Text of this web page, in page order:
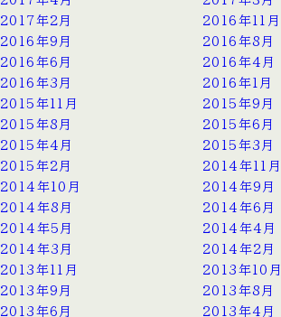
2017年2月
2016年11月
2016年9月
2016年8月
2016年6月
2016年4月
2016年3月
2016年1月
2015年11月
2015年9月
2015年8月
2015年6月
2015年4月
2015年3月
2015年2月
2014年11月
2014年10月
2014年9月
2014年8月
2014年6月
2014年5月
2014年4月
2014年3月
2014年2月
2013年11月
2013年10月
2013年9月
2013年8月
2013年6月
2013年4月